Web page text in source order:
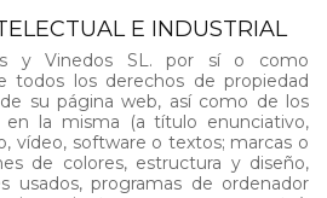
E INDUSTRIAL
y Vinedos SL. por sí o como
todos los derechos de propiedad
su página web, así como de los
en la misma (a título enunciativo,
vídeo, software o textos; marcas o
de colores, estructura y diseño,
usados, programas de ordenador